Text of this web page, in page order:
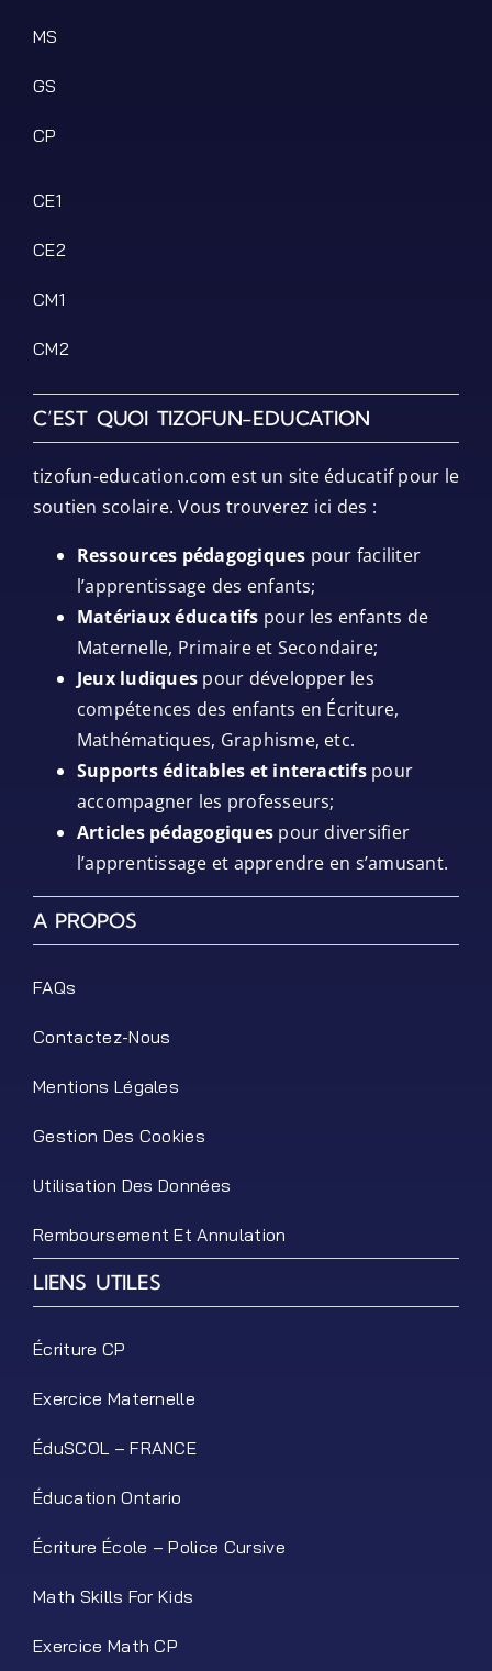
MS
GS
CP
CE1
CE2
CM1
CM2
C’EST QUOI TIZOFUN-EDUCATION
tizofun-education.com est un site éducatif pour le
soutien scolaire. Vous trouverez ici des :
Ressources pédagogiques pour faciliter
l’apprentissage des enfants;
Matériaux éducatifs pour les enfants de
Maternelle, Primaire et Secondaire;
Jeux ludiques pour développer les
compétences des enfants en Écriture,
Mathématiques, Graphisme, etc.
Supports éditables et interactifspour
accompagner les professeurs;
Articles pédagogiques pour diversifier
l’apprentissage et apprendre en s’amusant.
A PROPOS
FAQs
Contactez-Nous
Mentions Légales
Gestion Des Cookies
Utilisation Des Données
Remboursement Et Annulation
LIENS UTILES
Écriture CP
Exercice Maternelle
ÉduSCOL – FRANCE
Éducation Ontario
Écriture École – Police Cursive
Math Skills For Kids
Exercice Math CP